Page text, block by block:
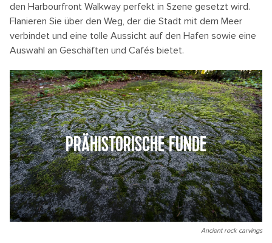
den Harbourfront Walkway perfekt in Szene gesetzt wird.
Flanieren Sie über den Weg, der die Stadt mit dem Meer
verbindet und eine tolle Aussicht auf den Hafen sowie eine
Auswahl an Geschäften und Cafés bietet.
PRÄHISTORISCHE FUNDE
Ancient rock carvings